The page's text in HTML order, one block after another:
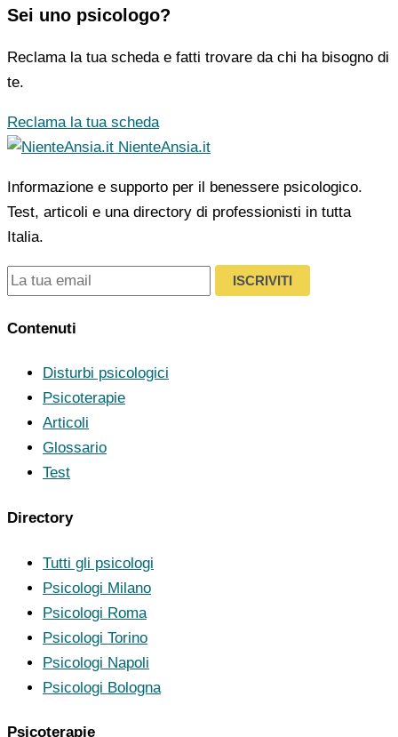
Sei uno psicologo?
Reclama la tua scheda e fatti trovare da chi ha bisogno di
te.
Reclama la tua scheda
NienteAnsia.it
Informazione e supporto per il benessere psicologico.
Test, articoli e una directory di professionisti in tutta
Italia.
ISCRIVITI
Contenuti
Disturbi psicologici
Psicoterapie
Articoli
Glossario
Test
Directory
Tutti gli psicologi
Psicologi Milano
Psicologi Roma
Psicologi Torino
Psicologi Napoli
Psicologi Bologna
Psicoterapie